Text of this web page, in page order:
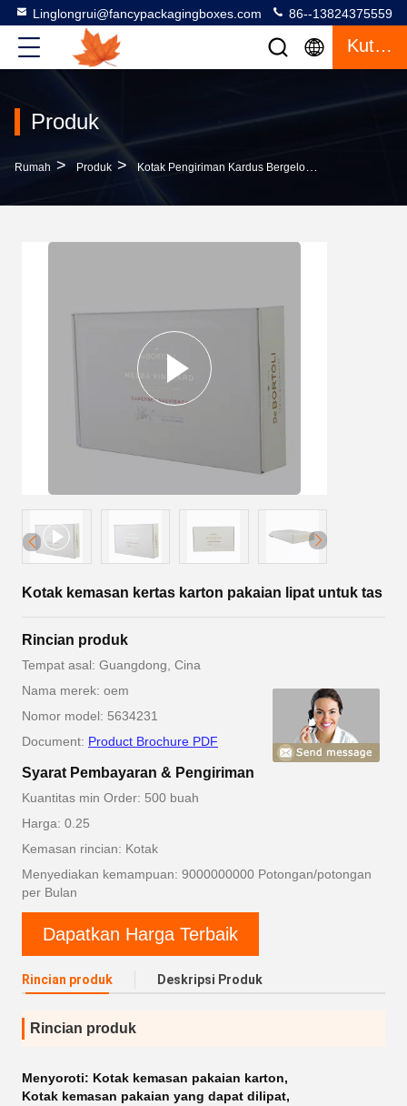
Linglongrui@fancypackagingboxes.com 86--13824375559
Kutipan
Produk
Rumah > Produk > Kotak Pengiriman Kardus Bergelombang
Kotak kemasan kertas karton pakaian lipat untuk tas
Rincian produk
Tempat asal: Guangdong, Cina
Nama merek: oem
Nomor model: 5634231
Document: Product Brochure PDF
Syarat Pembayaran & Pengiriman
Kuantitas min Order: 500 buah
Harga: 0.25
Kemasan rincian: Kotak
Menyediakan kemampuan: 9000000000 Potongan/potongan
per Bulan
Dapatkan Harga Terbaik
Rincian produk Deskripsi Produk
Rincian produk
Menyoroti: Kotak kemasan pakaian karton,
Kotak kemasan pakaian yang dapat dilipat,